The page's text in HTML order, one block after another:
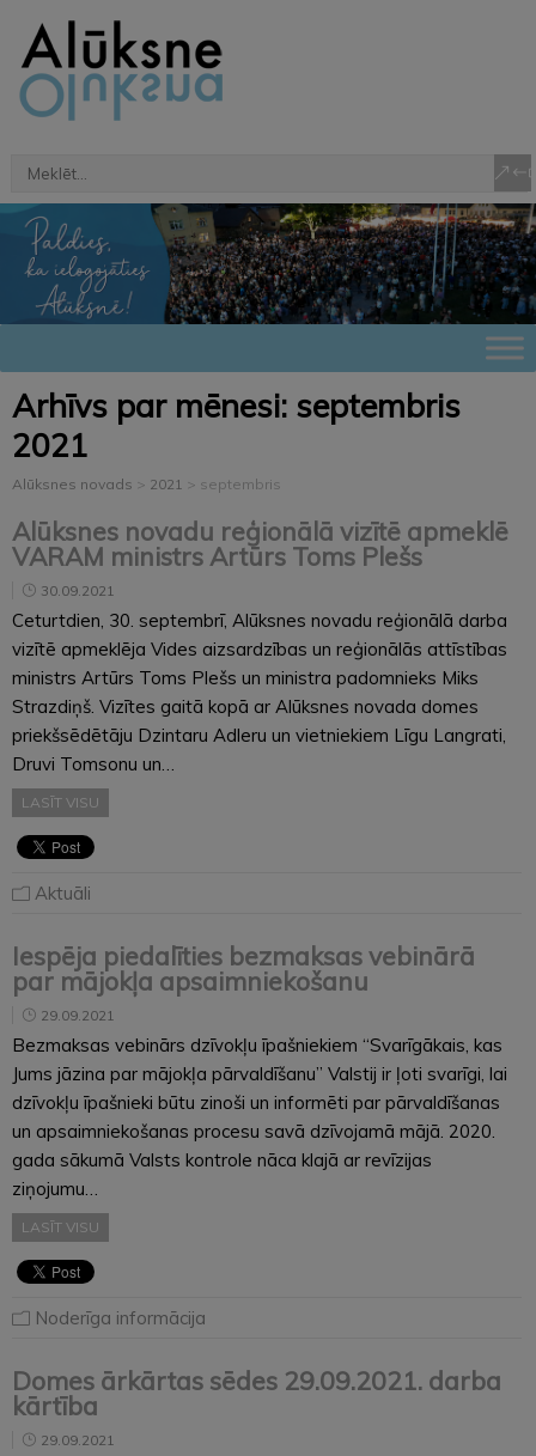
Arhīvs par mēnesi: septembris
2021
Alūksnes novads > 2021 > septembris
Alūksnes novadu reģionālā vizītē apmeklē
VARAM ministrs Artūrs Toms Plešs
30.09.2021
Ceturtdien, 30. septembrī, Alūksnes novadu reģionālā darba
vizītē apmeklēja Vides aizsardzības un reģionālās attīstības
ministrs Artūrs Toms Plešs un ministra padomnieks Miks
Strazdiņš. Vizītes gaitā kopā ar Alūksnes novada domes
priekšsēdētāju Dzintaru Adleru un vietniekiem Līgu Langrati,
Druvi Tomsonu un…
LASĪT VISU
Aktuāli
Iespēja piedalīties bezmaksas vebinārā
par mājokļa apsaimniekošanu
29.09.2021
Bezmaksas vebinārs dzīvokļu īpašniekiem “Svarīgākais, kas
Jums jāzina par mājokļa pārvaldīšanu” Valstij ir ļoti svarīgi, lai
dzīvokļu īpašnieki būtu zinoši un informēti par pārvaldīšanas
un apsaimniekošanas procesu savā dzīvojamā mājā. 2020.
gada sākumā Valsts kontrole nāca klajā ar revīzijas
ziņojumu…
LASĪT VISU
Noderīga informācija
Domes ārkārtas sēdes 29.09.2021. darba
kārtība
29.09.2021